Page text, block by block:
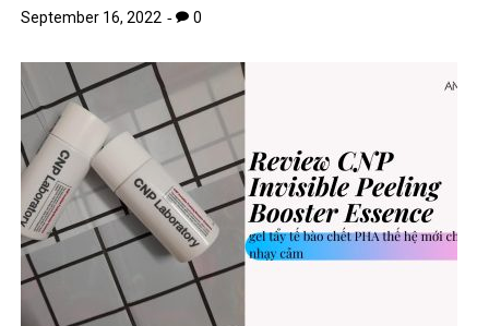
September 16, 2022 0